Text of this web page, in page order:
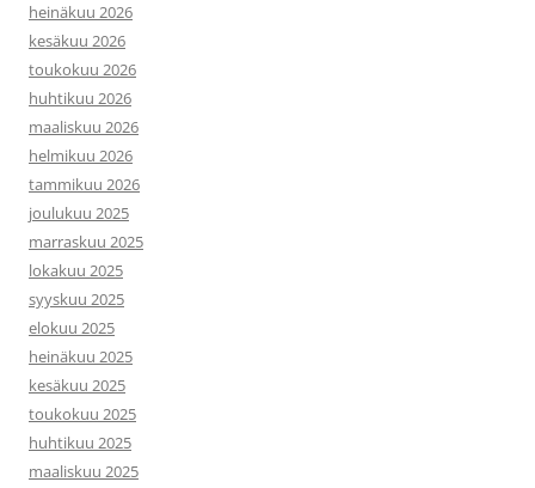
heinäkuu 2026
kesäkuu 2026
toukokuu 2026
huhtikuu 2026
maaliskuu 2026
helmikuu 2026
tammikuu 2026
joulukuu 2025
marraskuu 2025
lokakuu 2025
syyskuu 2025
elokuu 2025
heinäkuu 2025
kesäkuu 2025
toukokuu 2025
huhtikuu 2025
maaliskuu 2025